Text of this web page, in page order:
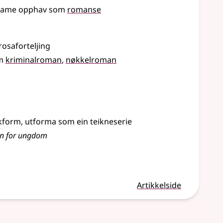
opphav som romanse
kriminalroman nøkkelroman
utforma som ein teikneserie
for ungdom
Artikkelside